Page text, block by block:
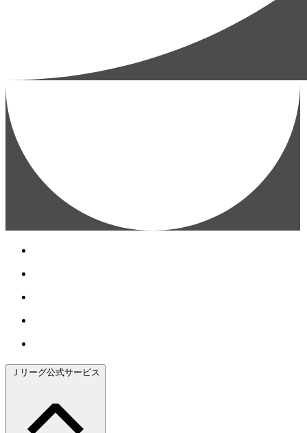
Ｊリーグ公式サービス